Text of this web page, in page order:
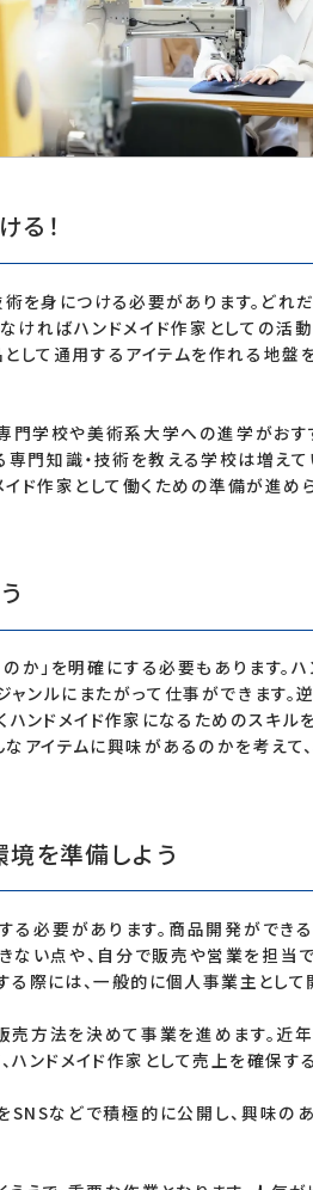
る！
を身につける必要があります。どれ
ければハンドメイド作家としての活
して通用するアイテムを作れる地盤
門学校や美術系大学への進学がおす
門知識・技術を教える学校は増えて
ド作家として働くための準備が進め
か」を明確にする必要もあります。ハ
ンルにまたがって仕事ができます。
ンドメイド作家になるためのスキル
アイテムに興味があるのかを考えて
境を準備しよう
る必要があります。商品開発ができ
ない点や、自分で販売や営業を担当
る際には、一般的に個人事業主として
売方法を決めて事業を進めます。近
ンドメイド作家として売上を確保す
などで積極的に公開し、興味の